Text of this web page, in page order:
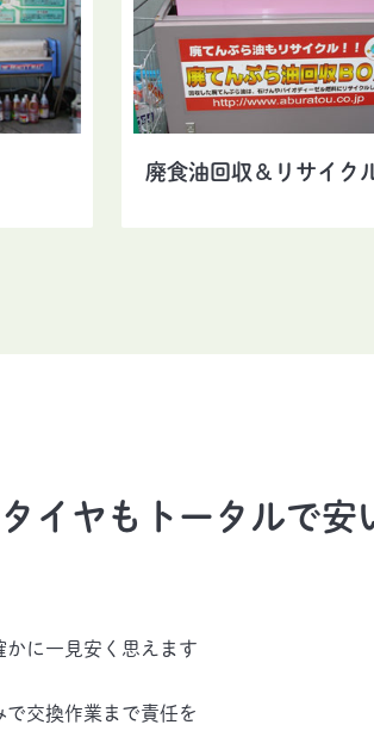
廃食油回収＆リサイク
イヤもトータルで安
に一見安く思えます
交換作業まで責任を